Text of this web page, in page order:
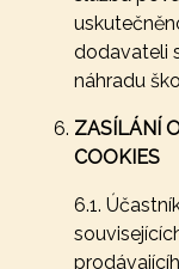
dodavateli
náhradu
ZASÍLÁNÍ
COOKIES
6.1.